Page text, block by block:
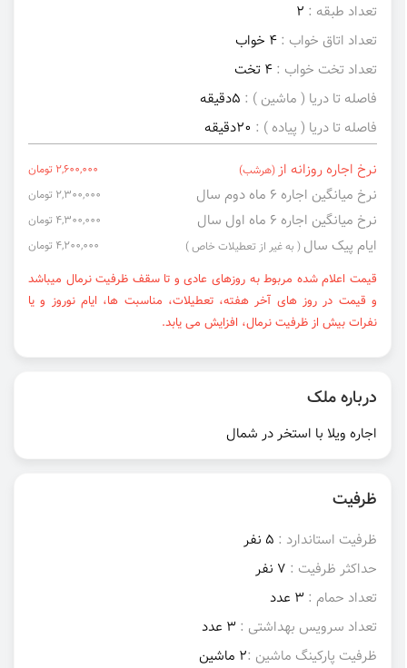
تعداد طبقه : 2
تعداد اتاق خواب : 4 خواب
تعداد تخت خواب : 4 تخت
فاصله تا دریا ( ماشین ) : 5دقیقه
فاصله تا دریا ( پیاده ) : 20دقیقه
نرخ اجاره روزانه از (هرشب) 2,600,000 تومان
نرخ میانگین اجاره ۶ ماه دوم سال 2,300,000 تومان
نرخ میانگین اجاره ۶ ماه اول سال 4,300,000 تومان
ایام پیک سال ( به غیر از تعطیلات خاص ) 4,200,000 تومان
قیمت اعلام شده مربوط به روزهای عادی و تا سقف ظرفیت نرمال میباشد
و قیمت در روز های آخر هفته، تعطیلات، مناسبت ها، ایام نوروز و یا
نفرات بیش از ظرفیت نرمال، افزایش می یابد.
درباره ملک
اجاره ویلا با استخر در شمال
ظرفیت
ظرفیت استاندارد : 5 نفر
حداکثر ظرفیت : 7 نفر
تعداد حمام : 3 عدد
تعداد سرویس بهداشتی : 3 عدد
ظرفیت پارکینگ ماشین :2 ماشین